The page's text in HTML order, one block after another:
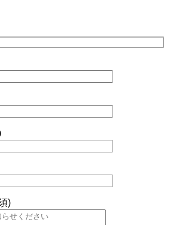
)